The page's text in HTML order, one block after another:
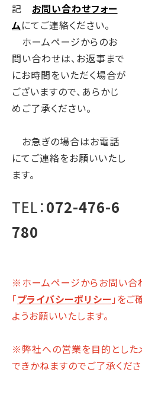
記 お問い合わせフォー
ムにてご連絡ください。
ホームページからのお
問い合わせは、お返事まで
にお時間をいただく場合が
ございますので、あらかじ
めご了承ください。
お急ぎの場合はお電話
にてご連絡をお願いいたし
ます。
TEL：072-476-6
780
※ホームページからお問い合
「プライバシーポリシー 」を
ようお願いいたします。
※弊社への営業を目的とした
できかねますのでご了承くださ